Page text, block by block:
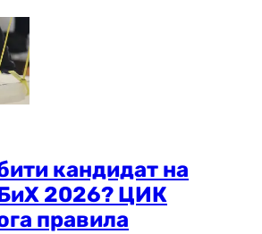
кандидат на
2026? ЦИК
правила